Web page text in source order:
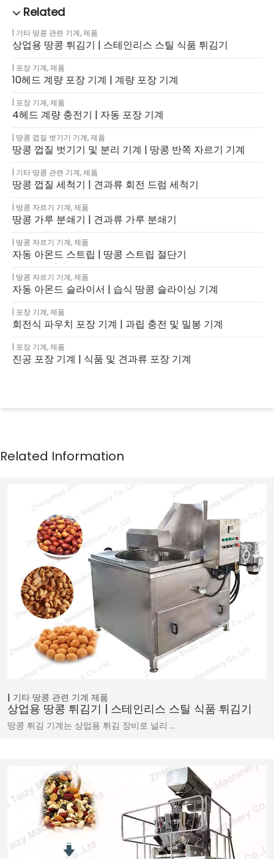
기타 땅콩 관련 기계,제품
상업용 땅콩 튀김기 | 스테인리스 스틸 식품 튀김기
포장 기계,제품
10헤드 계량 포장 기계 | 계량 포장 기계
포장 기계,제품
4헤드 계량 충전기 | 자동 포장 기계
땅콩 껍질 벗기기 기계,제품
땅콩 껍질 벗기기 및 분리 기계 | 땅콩 반쪽 자르기 기계
기타 땅콩 관련 기계,제품
땅콩 껍질 세척기 | 견과류 회전 드럼 세척기
땅콩 자르기 기계,제품
땅콩 가루 분쇄기 | 견과류 가루 분쇄기
땅콩 자르기 기계,제품
자동 아몬드 스트립 | 땅콩 스트립 절단기
땅콩 자르기 기계,제품
자동 아몬드 슬라이서 | 습식 땅콩 슬라이싱 기계
포장 기계,제품
회전식 파우치 포장 기계 | 과립 충전 및 밀봉 기계
포장 기계,제품
진공 포장 기계 | 식품 및 견과류 포장 기계
기타 땅콩 관련 기계 제품
상업용 땅콩 튀김기 | 스테인리스 스틸 식품 튀김기
땅콩 튀김 기계는 상업용 튀김 장비로 널리 …